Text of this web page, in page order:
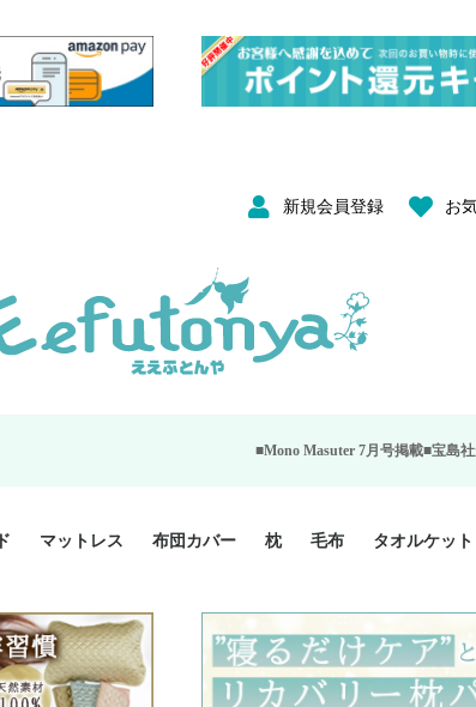
新規会員登録 お
■Mono Masuter 7月号掲載■宝島社が発行する大人の
70cm幅 ミニシングル
75cm幅 ショートセミシ
ングル
80cm幅 セミシングル
サイズ敷パッド
パッド
パッド
パッド
パッド
ト
パッド
ド
ット
ックコットン
ッド
ット
マットレス 布団カバー
掛け布団カバー ジュニア
シングル
シングル
カバー
セミダブ
ー
ダブル 掛
ダブルロ
バー
クィーン
暖か 掛け
敷布団カバー ジュニア
セミシン
ー
シングル
シングル
バー
ダブル 敷
枕カバー 35x50cm
43x63cm
50x70cm
シルク 枕
BOXシーツ シングル
シングル
ツ
セミダブ
ダブル
スーパー
ツ
防ダニカバー
クッションカバー
オーガニックコットン
カバーセット カバー2
カバー3
枕
小さめ 35×50cm
やや小さめ 35×55cm
普通 43×63cm
大きめ 50×70cm
パイプ枕
高反発枕
低反発枕
機能性枕・その他枕
毛布 タオルケット
ハーフサイ
シングルサ
セミダブル
ダブルサイ
接触冷感
天然素材 綿